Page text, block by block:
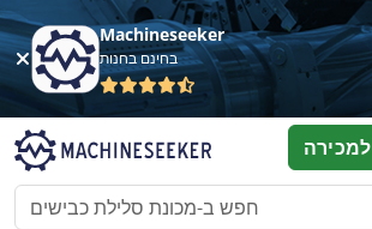
Machineseeker
בחינם בחנות
למכירה